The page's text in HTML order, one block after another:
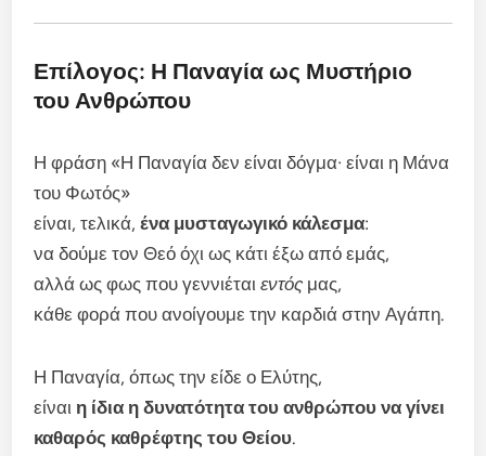
Επίλογος: Η Παναγία ως Μυστήριο
του Ανθρώπου
Η φράση «Η Παναγία δεν είναι δόγμα· είναι η Μάνα
του Φωτός»
είναι, τελικά,ένα μυσταγωγικό κάλεσμα:
να δούμε τον Θεό όχι ως κάτι έξω από εμάς,
αλλά ως φως που γεννιέταιεντός μας,
κάθε φορά που ανοίγουμε την καρδιά στην Αγάπη.
Η Παναγία, όπως την είδε ο Ελύτης,
είναι η ίδια η δυνατότητα του ανθρώπου να γίνει
καθαρός καθρέφτης του Θείου.